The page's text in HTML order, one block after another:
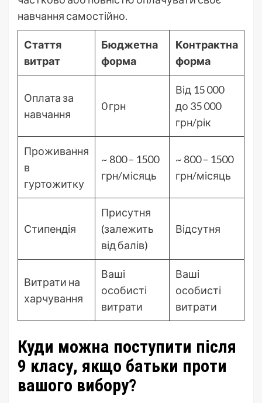
навчання самостійно.
Стаття
витрат
Бюджетна
форма
Контрактна
форма
Оплата за
навчання
0 грн
Від 15 000
до 35 000
грн/рік
Проживання
в
гуртожитку
~ 800 – 1500
грн/місяць
~ 800 – 1500
грн/місяць
Стипендія
Присутня
(залежить
від балів)
Відсутня
Витрати на
харчування
Ваші
особисті
витрати
Ваші
особисті
витрати
Куди можна поступити після
9 класу, якщо батьки проти
вашого вибору?